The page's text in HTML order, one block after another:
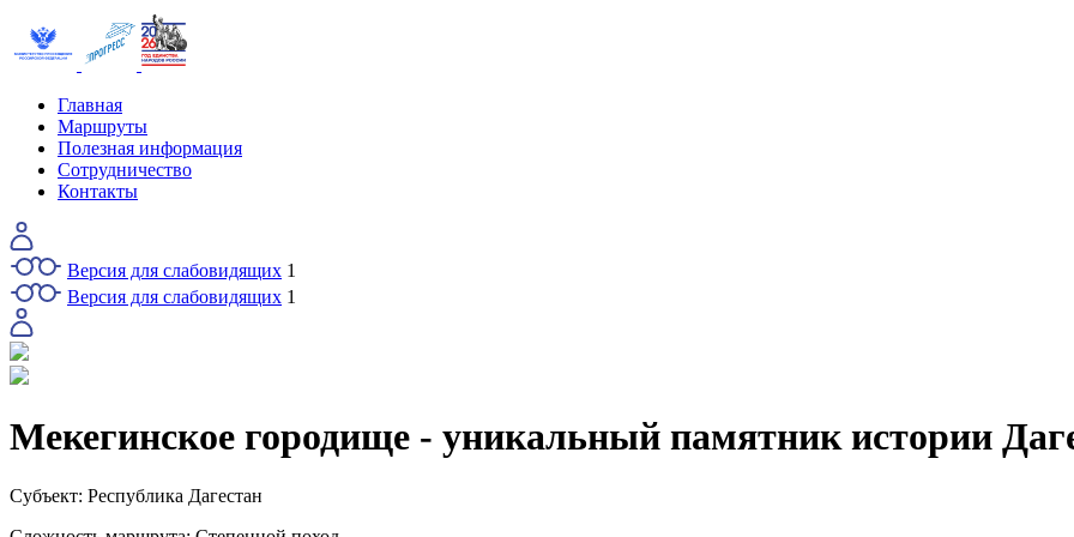
Главная
Маршруты
Полезная информация
Сотрудничество
Контакты
Версия для слабовидящих 1
Версия для слабовидящих 1
Мекегинское городище - уникальный памятник истории
Субъект: Республика Дагестан